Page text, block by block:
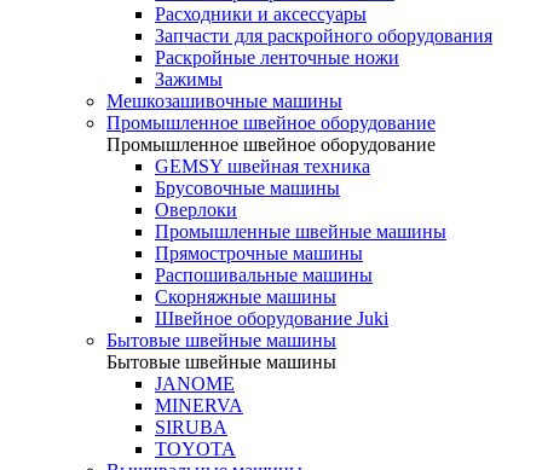
Расходники и аксессуары
Запчасти для раскройного оборудования
Раскройные ленточные ножи
Зажимы
Мешкозашивочные машины
Промышленное швейное оборудование
Промышленное швейное оборудование
GEMSY швейная техника
Брусовочные машины
Оверлоки
Промышленные швейные машины
Прямострочные машины
Распошивальные машины
Скорняжные машины
Швейное оборудование Juki
Бытовые швейные машины
Бытовые швейные машины
JANOME
MINERVA
SIRUBA
TOYOTA